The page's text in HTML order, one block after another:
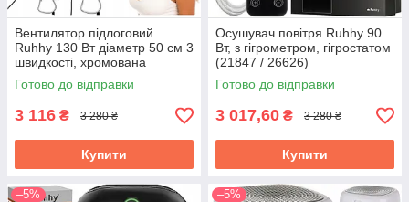
Вентилятор підлоговий
Ruhhy 130 Вт діаметр 50 см 3
швидкості, хромована
поверхня, алюмінієві лопаті
(27835)
Готово до відправки
3 116 ₴ 3 280 ₴
Купити
Осушувач повітря Ruhhy 90
Вт, з гігрометром, гігростатом
(21847 / 26626)
Готово до відправки
3 017,60 ₴ 3 280 ₴
Купити
–5% –5%